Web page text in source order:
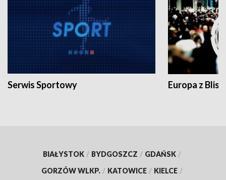
Serwis Sportowy Europa z
BIAŁYSTOK / BYDGOSZCZ / GDAŃSK /
GORZÓW WLKP. / KATOWICE / KIELCE /